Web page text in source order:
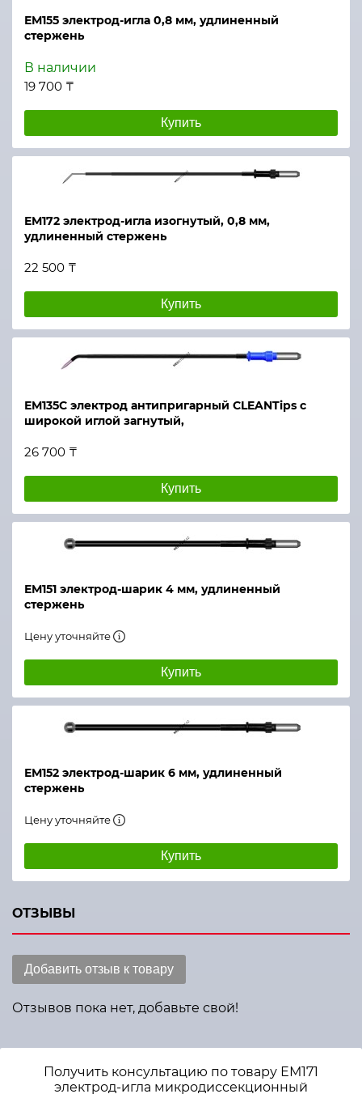
ЕМ155 электрод-игла 0,8 мм, удлиненный
стержень
В наличии
19 700 ₸
Купить
ЕМ172 электрод-игла изогнутый, 0,8 мм,
удлиненный стержень
22 500 ₸
Купить
ЕМ135С электрод антипригарный CLEANTips с
широкой иглой загнутый,
26 700 ₸
Купить
ЕМ151 электрод-шарик 4 мм, удлиненный
стержень
Цену уточняйте
Купить
ЕМ152 электрод-шарик 6 мм, удлиненный
стержень
Цену уточняйте
Купить
ОТЗЫВЫ
Добавить отзыв к товару
Отзывов пока нет, добавьте свой!
Получить консультацию по товару ЕМ171
электрод-игла микродиссекционный